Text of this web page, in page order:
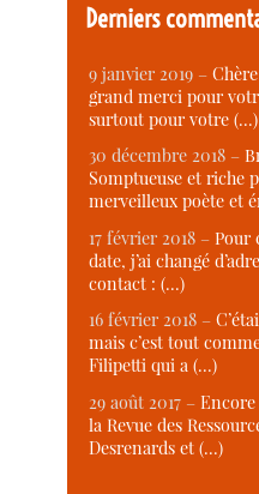
Derniers
9 janvier 2019 –
grand merci pour
surtout pour votre (…)
30 décembre 2018 –
Somptueuse et riche
merveilleux poète et
17 février 2018 –Pour
date, j’ai changé
contact : (…)
16 février 2018 –
mais c’est tout
Filipetti qui a (…)
29 août 2017 –
la Revue des
Desrenards et (…)